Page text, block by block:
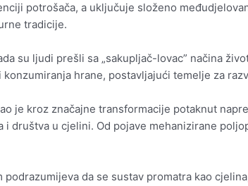
potrošača, a uključuje složeno
tradicije.
su ljudi prešli sa „sakupljač-lovac” načina
hrane, postavljajući temelje za
je kroz značajne transformacije potaknut
društva u cjelini. Od pojave mehanizirane
da se sustav promatra kao